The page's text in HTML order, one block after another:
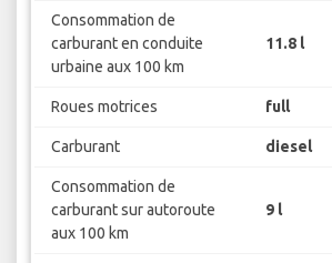
Consommation de
carburant en conduite
urbaine aux 100 km
11.8 l
Roues motrices full
Carburant diesel
Consommation de
carburant sur autoroute
aux 100 km
9 l